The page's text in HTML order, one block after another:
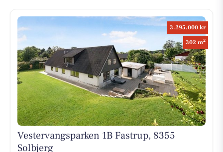
3.295.000 kr
302 m2
Vestervangsparken 1B Fastrup, 8355
Solbjerg